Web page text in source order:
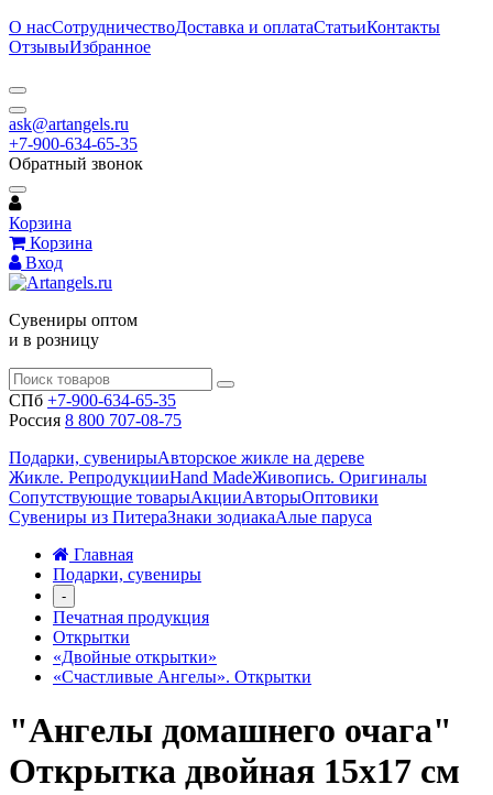
О насСотрудничествоДоставка и оплатаСтатьиКонтакты
ОтзывыИзбранное
ask@artangels.ru
+7-900-634-65-35
Обратный звонок
Корзина
Корзина
Вход
Сувениры оптом
и в розницу
СПб +7-900-634-65-35
Россия 8 800 707-08-75
Подарки, сувенирыАвторское жикле на дереве
Жикле. РепродукцииHand MadeЖивопись. Оригиналы
Сопутствующие товарыАкцииАвторыОптовики
Сувениры из ПитераЗнаки зодиакаАлые паруса
Главная
Подарки, сувениры
-
Печатная продукция
Открытки
«Двойные открытки»
«Счастливые Ангелы». Открытки
"Ангелы домашнего очага"
Открытка двойная 15х17 см